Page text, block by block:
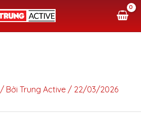
/ Bởi Trung Active / 22/03/2026